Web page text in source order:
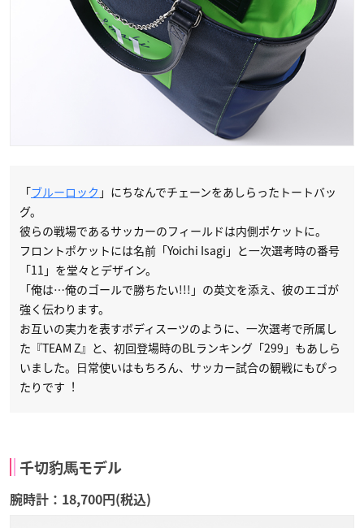
「ブルーロック 」にちなんでチェーンをあしらったトートバッ
グ。
彼らの戦場であるサッカーのフィールドは内側ポケットに。
フロントポケットには名前「Yoichi Isagi」と⼀次選考時の番号
「11」を堂々とデザイン。
「俺は…俺のゴールで勝ちたい!!!」の英⽂を添え、彼のエゴが
強く伝わります。
お互いの実⼒を表すボディスーツのように、⼀次選考で所属し
た『TEAM Z』と、初回登場時のBLランキング「299」もあしら
いました。⽇常使いはもちろん、サッカー試合の観戦にもぴっ
たりです︕
千切豹⾺モデル
腕時計：18,700円(税込)